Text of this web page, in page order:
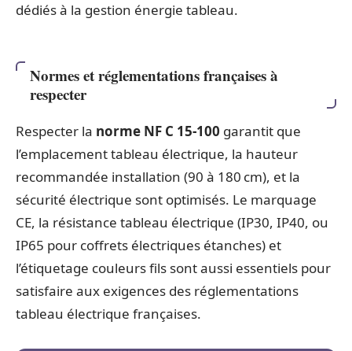
dédiés à la gestion énergie tableau.
Normes et réglementations françaises à
respecter
Respecter la norme NF C 15-100 garantit que
l’emplacement tableau électrique, la hauteur
recommandée installation (90 à 180 cm), et la
sécurité électrique sont optimisés. Le marquage
CE, la résistance tableau électrique (IP30, IP40, ou
IP65 pour coffrets électriques étanches) et
l’étiquetage couleurs fils sont aussi essentiels pour
satisfaire aux exigences des réglementations
tableau électrique françaises.